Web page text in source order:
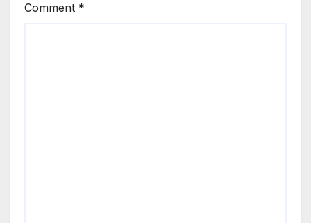
Comment *